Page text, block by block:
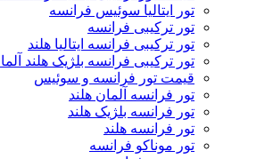
تور ایتالیا سوئیس فرانسه
تور ترکیبی فرانسه
تور ترکیبی فرانسه ایتالیا هلند
تور ترکیبی فرانسه بلژیک هلند
قیمت تور فرانسه و سوئیس
تور فرانسه آلمان هلند
تور فرانسه بلژیک هلند
تور فرانسه هلند
تور موناکو فرانسه